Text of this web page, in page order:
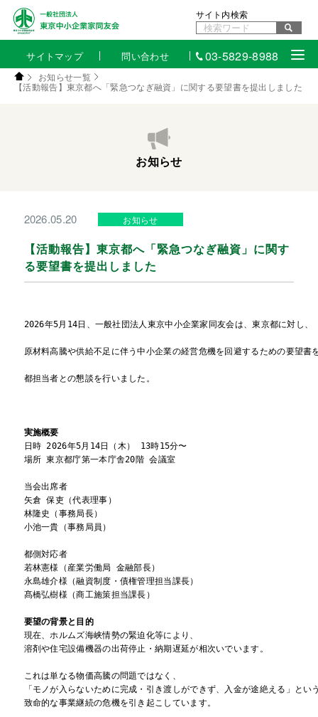
サイト内検索
サイトマップ 問い合わせ 03-5829-8988
お知らせ一覧
【活動報告】東京都へ「緊急つなぎ融資」に関する要望書を提出しました
お知らせ
2026.05.20 お知らせ
【活動報告】東京都へ「緊急つなぎ融資」に関す
る要望書を提出しました
2026年5月14日、一般社団法人東京中小企業家同友会は、東京都に対し、
原材料高騰や供給不足に伴う中小企業の経営危機を回避するための要望書
都担当者との懇談を行いました。
実施概要
日時 2026年5月14日（木） 13時15分〜
場所 東京都庁第一本庁舎20階 会議室
当会出席者
矢倉 保吏（代表理事）
林隆史（事務局長）
小池一貴（事務局員）
都側対応者
若林憲様（産業労働局 金融部長）
永島雄介様（融資制度・債権管理担当課長）
髙橋弘樹様（商工施策担当課長）
要望の背景と目的
現在、ホルムズ海峡情勢の緊迫化等により、
溶剤や住宅設備機器の出荷停止・納期遅延が相次いでいます。
これは単なる物価高騰の問題ではなく、
「モノが入らないために完成・引き渡しができず、入金が途絶える」とい
致命的な事業継続の危機を引き起こしています。